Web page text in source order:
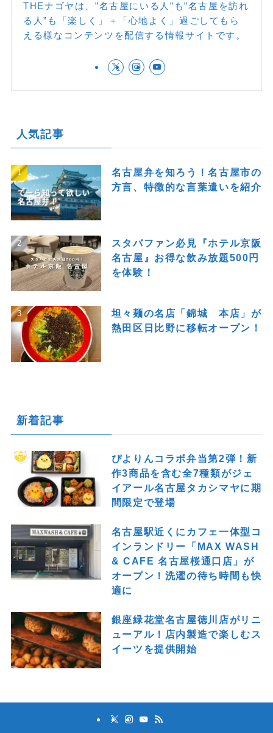
THEナゴヤは、”名古屋にいる人”も”名古屋を訪れ
る人”も「楽しく」＋「心地よく」過ごしてもら
える様なコンテンツを配信する情報サイトです。
人気記事
名古屋弁を知ろう！名古屋市の
方言、特徴的な言葉遣いを紹介
スタバファン必見『ホテル京阪
名古屋』お得な飲み放題500円
を体験！
坦々麺の名店「錦城 本店」が
熱田区日比野に移転オープン！
新着記事
ぴよりんコラボ弁当第2弾！新
作3商品を含む全7種類がジェ
イアール名古屋タカシマヤに期
間限定で登場
名古屋駅近くにカフェ一体型コ
インランドリー「MAX WASH
& CAFE 名古屋桜通口店」が
オープン！洗濯の待ち時間も快
適に
銀座緑花堂名古屋徳川店がリニ
ューアル！店内製造で楽しむス
イーツを提供開始